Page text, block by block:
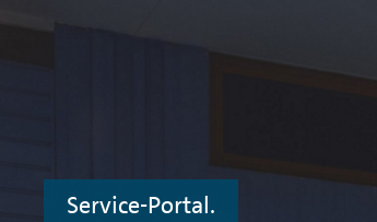
Zum Hauptinhalt springen
Service-Portal.